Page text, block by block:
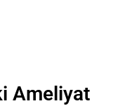
Ameliyat